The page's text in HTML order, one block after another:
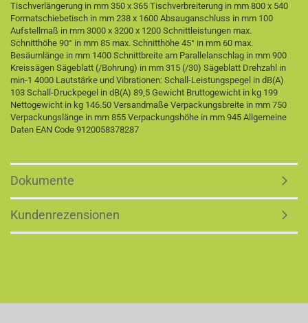
Tischverlängerung in mm 350 x 365 Tischverbreiterung in mm 800 x 540
Formatschiebetisch in mm 238 x 1600 Absauganschluss in mm 100
Aufstellmaß in mm 3000 x 3200 x 1200 Schnittleistungen max.
Schnitthöhe 90° in mm 85 max. Schnitthöhe 45° in mm 60 max.
Besäumlänge in mm 1400 Schnittbreite am Parallelanschlag in mm 900
Kreissägen Sägeblatt (/Bohrung) in mm 315 (/30) Sägeblatt Drehzahl in
min-1 4000 Lautstärke und Vibrationen: Schall-Leistungspegel in dB(A)
103 Schall-Druckpegel in dB(A) 89,5 Gewicht Bruttogewicht in kg 199
Nettogewicht in kg 146.50 Versandmaße Verpackungsbreite in mm 750
Verpackungslänge in mm 855 Verpackungshöhe in mm 945 Allgemeine
Daten EAN Code 9120058378287
Dokumente
Kundenrezensionen